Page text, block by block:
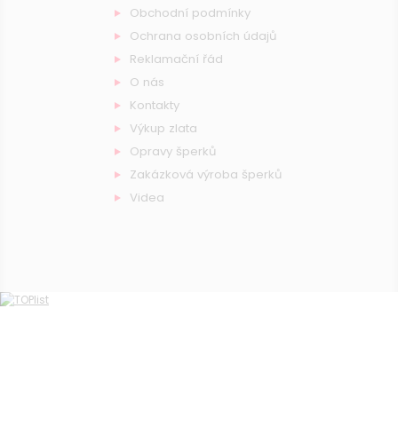
Obchodní podmínky
Ochrana osobních údajů
Reklamační řád
O nás
Kontakty
Výkup zlata
Opravy šperků
Zakázková výroba šperků
Videa